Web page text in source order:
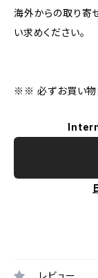
海外からの取り寄
い求めください。
※※ 必ずお買い物
レビュー